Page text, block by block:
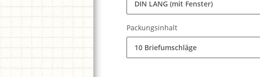
DIN LANG (mit Fenster)
Packungsinhalt
10 Briefumschläge